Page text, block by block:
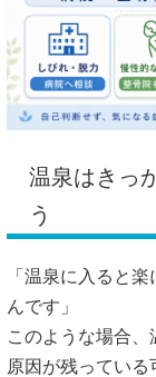
温泉はきっ
う
「温泉に入ると
んです」
このような場合
原因が残っている